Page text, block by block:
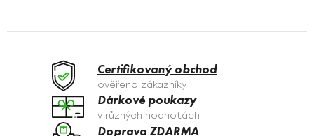
á
c
í
p
r
Certifikovaný obchod
ověřeno zákazníky
Dárkové poukazy
v různých hodnotách
Doprava ZDARMA